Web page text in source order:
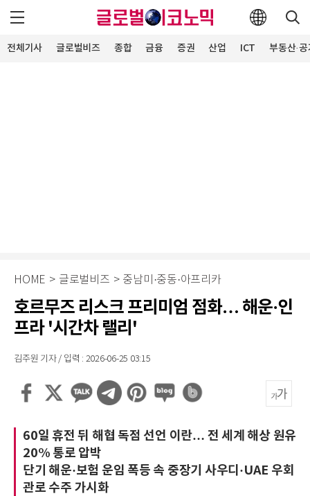
전체기사 글로벌비즈 종합 금융 증권 산업 ICT 부동산·
HOME > 글로벌비즈 > 중남미·중동·아프리카
호르무즈 리스크 프리미엄 점화… 해운·인
프라 '시간차 랠리'
김주원 기자 / 입력 : 2026-06-25 03:15
60일 휴전 뒤 해협 독점 선언 이란… 전 세계 해상 원유
20% 통로 압박
단기 해운·보험 운임 폭등 속 중장기 사우디·UAE 우회
관로 수주 가시화